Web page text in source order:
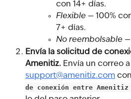
con 14+ días.
Flexible — 100%
7+ días.
No reembolsable
Envía la solicitud de
Amenitiz. Envía un correo a
support@amenitiz.com
de conexión entre Amenitiz